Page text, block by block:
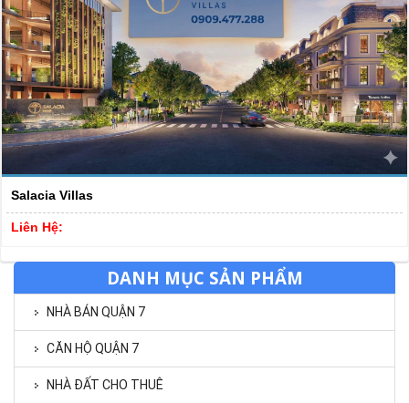
Salacia Villas
Liên Hệ:
DANH MỤC SẢN PHẨM
NHÀ BÁN QUẬN 7
CĂN HỘ QUẬN 7
NHÀ ĐẤT CHO THUÊ